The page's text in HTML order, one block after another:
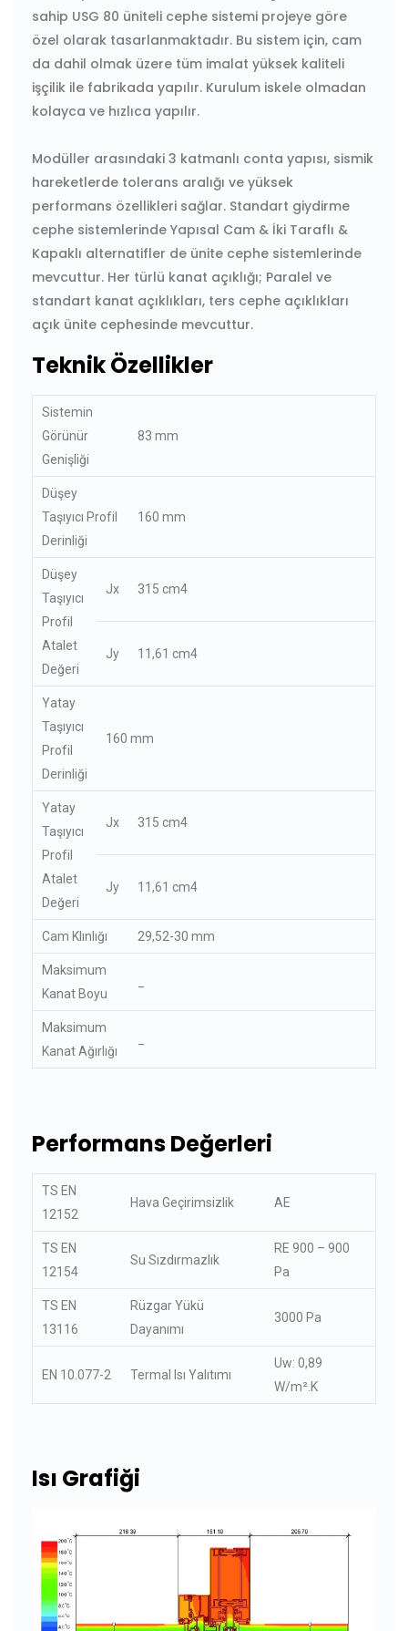
sahip USG 80 üniteli cephe sistemi projeye göre
özel olarak tasarlanmaktadır. Bu sistem için, cam
da dahil olmak üzere tüm imalat yüksek kaliteli
işçilik ile fabrikada yapılır. Kurulum iskele olmadan
kolayca ve hızlıca yapılır.
Modüller arasındaki 3 katmanlı conta yapısı, sismik
hareketlerde tolerans aralığı ve yüksek
performans özellikleri sağlar. Standart giydirme
cephe sistemlerinde Yapısal Cam & İki Taraflı &
Kapaklı alternatifler de ünite cephe sistemlerinde
mevcuttur. Her türlü kanat açıklığı; Paralel ve
standart kanat açıklıkları, ters cephe açıklıkları
açık ünite cephesinde mevcuttur.
Teknik Özellikler
Sistemin
Görünür
Genişliği
83 mm
Düşey
Taşıyıcı Profil
Derinliği
160 mm
Düşey
Taşıyıcı
Profil
Atalet
Değeri
Jx 315 cm4
Jy 11,61 cm4
Yatay
Taşıyıcı
Profil
Derinliği
160 mm
Yatay
Taşıyıcı
Profil
Atalet
Değeri
Jx 315 cm4
Jy 11,61 cm4
Cam Klınlığı 29,52-30 mm
Maksimum
Kanat Boyu
Maksimum
Kanat Ağırlığı
Performans Değerleri
TS EN
12152
Hava Geçirimsizlik AE
TS EN
12154
Su Sızdırmazlık
RE 900 – 900
Pa
TS EN
13116
Rüzgar Yükü
Dayanımı
3000 Pa
EN 10.077-2 Termal Isı Yalıtımı
Uw: 0,89
W/m².K
Isı Grafiği